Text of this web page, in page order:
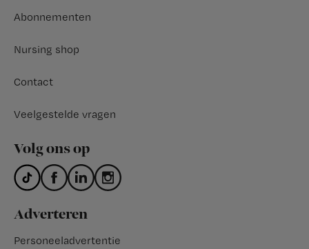
Abonnementen
Nursing shop
Contact
Veelgestelde vragen
Volg ons op
Adverteren
Personeeladvertentie